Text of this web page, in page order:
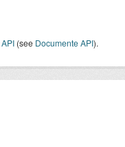
API (see Documente API).